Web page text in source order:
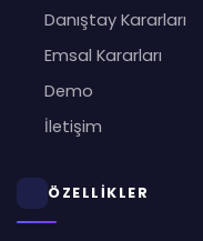
Danıştay Kararları
Emsal Kararları
Demo
İletişim
ÖZELLİKLER